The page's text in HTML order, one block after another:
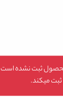
ثبت نشده است.
میکند.